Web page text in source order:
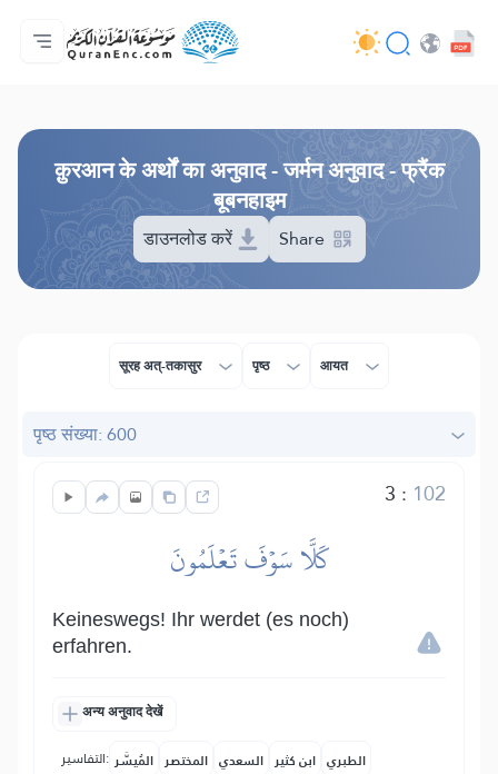
मुख्य
अनुवादों की सूची
Audio
अपडेट करने वालों की सेवाएँ - API
परियोजना के बारे में
हमसे सम्पर्क करें
भाषा
क़ुरआन के अर्थों का अनुवाद - जर्मन अनुवाद - फ्रैंक
बूबनहाइम
डाउनलोड करें Share
सूरह अत्-तकासुर पृष्ठ आयत
पृष्ठ संख्या: 600
3 : 102
كَلَّا سَوۡفَ تَعۡلَمُونَ
Keineswegs! Ihr werdet (es noch)
erfahren.
अन्य अनुवाद देखें
التفاسير: المُيسَّر المختصر السعدي ابن كثير الطبري